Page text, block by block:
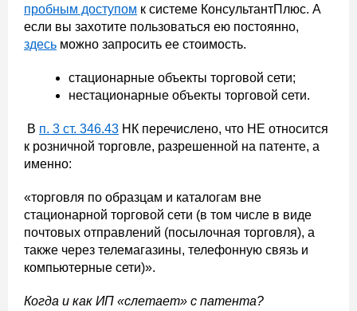
пробным доступом к системе КонсультантПлюс. А
если вы захотите пользоваться ею постоянно,
здесь можно запросить ее стоимость.
стационарные объекты торговой сети;
нестационарные объекты торговой сети.
В п. 3 ст. 346.43 НК перечислено, что НЕ относится
к розничной торговле, разрешенной на патенте, а
именно:
«торговля по образцам и каталогам вне
стационарной торговой сети (в том числе в виде
почтовых отправлений (посылочная торговля), а
также через телемагазины, телефонную связь и
компьютерные сети)».
Когда и как ИП «слетает» с патента?